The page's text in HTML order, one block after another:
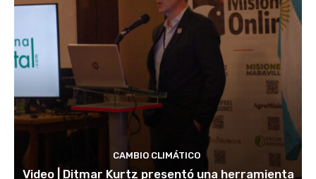
CAMBIO CLIMÁTICO
Video | Ditmar Kurtz presentó una herramienta